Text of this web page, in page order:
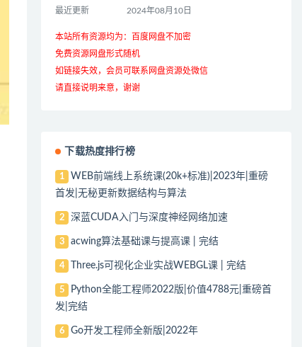
最近更新 2024年08月10日
本站所有资源均为：百度网盘不加密
免费资源网盘形式随机
如链接失效，会员可联系网盘资源处微信
请直接说明来意，谢谢
下载热度排行榜
1
WEB前端线上系统课(20k+标准)|2023年|重磅
首发|无秘更新数据结构与算法
2 深蓝CUDA入门与深度神经网络加速
3 acwing算法基础课与提高课 | 完结
4 Three.js可视化企业实战WEBGL课 | 完结
5
Python全能工程师2022版|价值4788元|重磅首
发|完结
6 Go开发工程师全新版|2022年